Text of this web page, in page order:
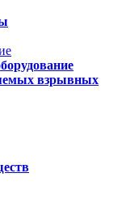
взрывных